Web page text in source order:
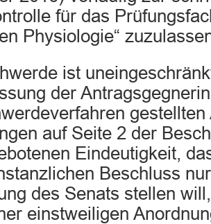
für das
Physiologie“
ist
der
gestellten
auf Seite 2 der
Eindeutigkeit,
Beschluss
des Senats stellen
einstweiligen